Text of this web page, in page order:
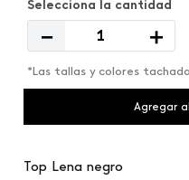
＋
－
*Las tallas y colores
Agregar
Top Lena negro